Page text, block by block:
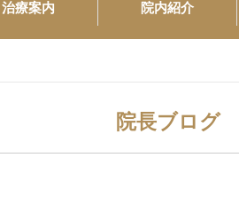
治療案内 院内紹介
院長ブログ